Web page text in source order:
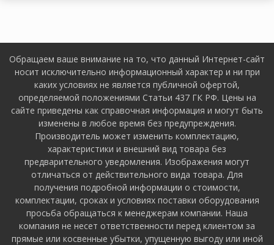
Обращаем ваше внимание на то, что данный Интернет-сайт
носит исключительно информационный характер и ни при
каких условиях не является публичной офертой,
определяемой положениями Статьи 437 ГК РФ. Цены на
сайте приведены как справочная информация и могут быть
изменены в любое время без предупреждения.
Производитель может изменить комплектацию,
характеристики и внешний вид товара без
предварительного уведомления. Изображения могут
отличаться от действительного вида товара. Для
получения подробной информации о стоимости,
комплектации, сроках и условиях поставки оборудования
просьба обращаться к менеджерам компании. Наша
компания не несет ответственности перед клиентом за
прямые или косвенные убытки, упущенную выгоду или иной